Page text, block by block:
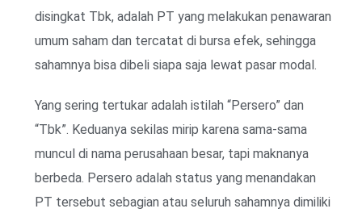
disingkat Tbk, adalah PT yang melakukan penawaran
umum saham dan tercatat di bursa efek, sehingga
sahamnya bisa dibeli siapa saja lewat pasar modal.
Yang sering tertukar adalah istilah “Persero” dan
“Tbk”. Keduanya sekilas mirip karena sama-sama
muncul di nama perusahaan besar, tapi maknanya
berbeda. Persero adalah status yang menandakan
PT tersebut sebagian atau seluruh sahamnya dimiliki